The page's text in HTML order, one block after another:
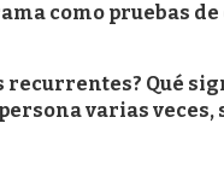
como pruebas
recurrentes? Qué
varias veces,